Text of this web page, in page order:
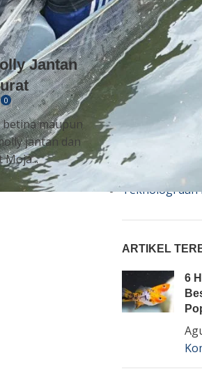
Jantan
0
maupun
jantan dan
KATEGORI
Berita
Bisnis
Budidaya
Event
Informasi Lain
Pembenihan
Pembesaran
Teknologi dan
ARTIKEL
6